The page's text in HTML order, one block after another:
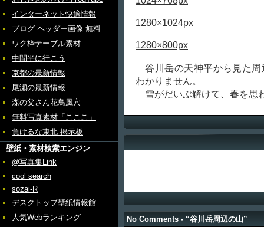
インターネット快適情報
ブログ ヘッダー画像 無料
ワク枠テーブル素材
中間平に行こう
京都の最新情報
尾瀬の最新情報
森の父さん花鳥風穴
無料写真素材「こここ」
負けるな東北 掲示板
壁紙・素材検索エンジン
@写真集Link
cool search
sozai-R
デスクトップ壁紙情報館
人気Webランキング
1280×1024px
1280×800px
谷川岳の天神平から見た周
わかりません。
雪がだいぶ解けて、春を思
No Comments - “谷川岳周辺の山”